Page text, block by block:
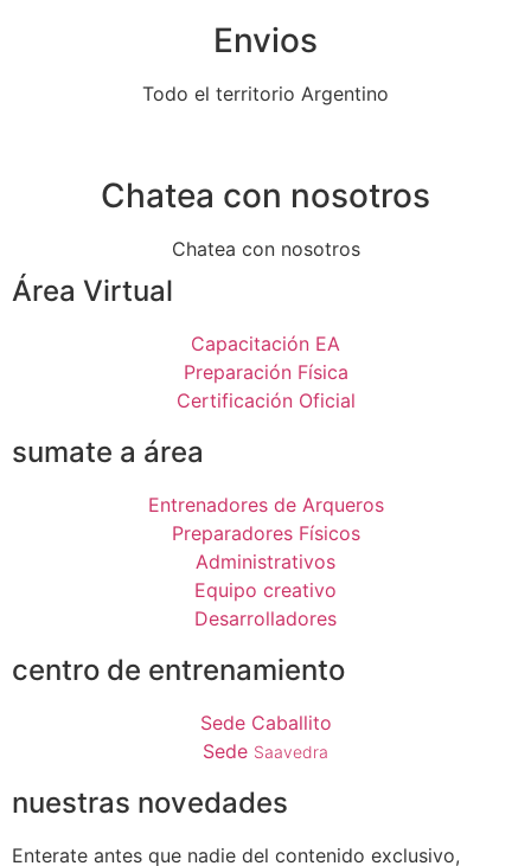
Envios
Todo el territorio Argentino
Chatea con nosotros
Chatea con nosotros
Área Virtual
Capacitación EA
Preparación Física
Certificación Oficial
sumate a área
Entrenadores de Arqueros
Preparadores Físicos
Administrativos
Equipo creativo
Desarrolladores
centro de entrenamiento
Sede Caballito
Sede Saavedra
nuestras novedades
Enterate antes que nadie del contenido exclusivo,